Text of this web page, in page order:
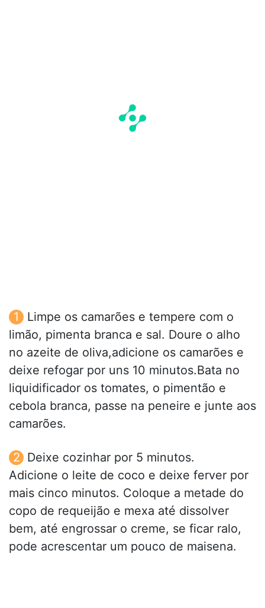
Limpe os camarões e tempere com o
limão, pimenta branca e sal. Doure o alho
no azeite de oliva,adicione os camarões e
deixe refogar por uns 10 minutos.Bata no
liquidificador os tomates, o pimentão e
cebola branca, passe na peneire e junte aos
camarões.
Deixe cozinhar por 5 minutos.
Adicione o leite de coco e deixe ferver por
mais cinco minutos. Coloque a metade do
copo de requeijão e mexa até dissolver
bem, até engrossar o creme, se ficar ralo,
pode acrescentar um pouco de maisena.